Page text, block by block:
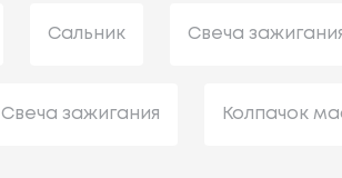
Сальник Свеча
Свеча зажигания Колпачок